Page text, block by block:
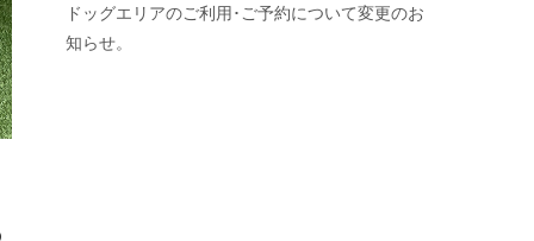
ドッグエリアのご利用･ご予約について変更のお
知らせ。